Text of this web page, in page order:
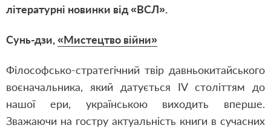
літературні новинки від «ВСЛ».
Сунь-дзи,«Мистецтво війни»
Філософсько-стратегічний твір давньокитайського
воєначальника, який датується IV століттям до
нашої ери, українською виходить вперше.
Зважаючи на гостру актуальність книги в сучасних